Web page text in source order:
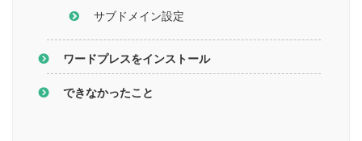
サブドメイン設定
ワードプレスをインストール
できなかったこと